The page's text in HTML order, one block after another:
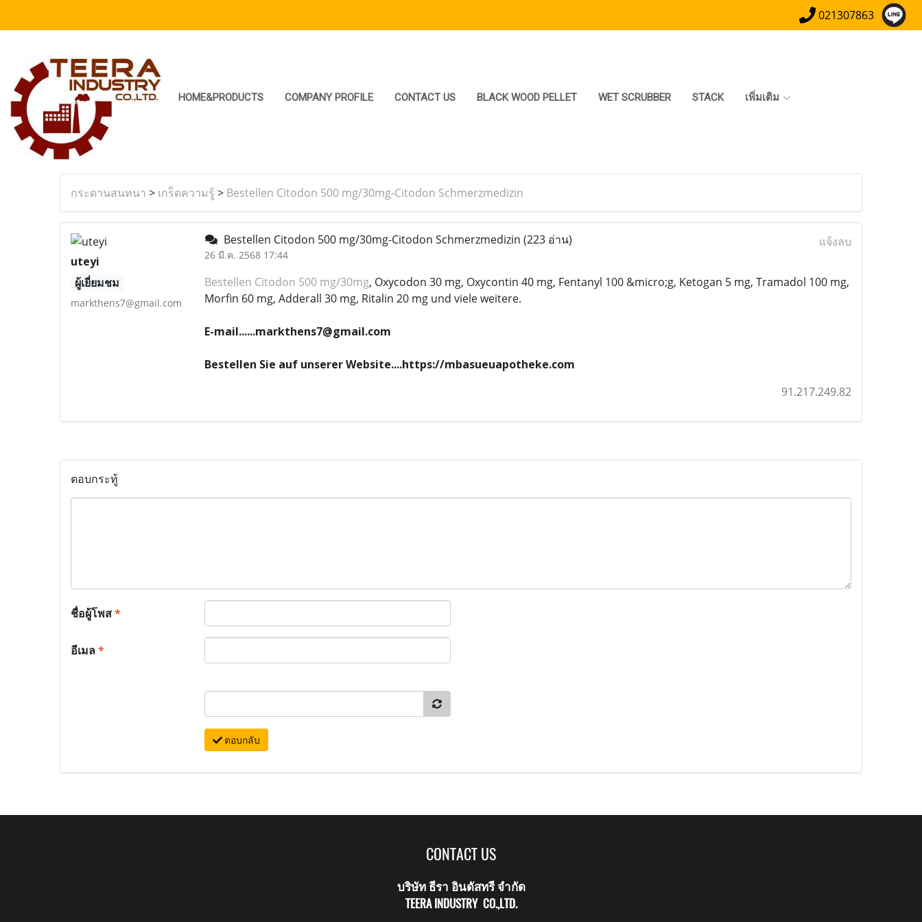
021307863
HOME&PRODUCTS COMPANY PROFILE CONTACT US BLACK WOOD PELLET WET SCRUBBER STACK เพิ่มเติม
กระดานสนทนา > เกร็ดความรู้ > Bestellen Citodon 500 mg/30mg-Citodon Schmerzmedizin
uteyi
ผู้เยี่ยมชม
markthens7@gmail.com
Bestellen Citodon 500 mg/30mg-Citodon Schmerzmedizin (223 อ่าน)
26 มี.ค. 2568 17:44
แจ้งลบ
Bestellen Citodon 500 mg/30mg, Oxycodon 30 mg, Oxycontin 40 mg, Fentanyl 100 &micro;g, Ketogan 5 mg, Tramadol 100 mg,
Morfin 60 mg, Adderall 30 mg, Ritalin 20 mg und viele weitere.
E-mail......markthens7@gmail.com
Bestellen Sie auf unserer Website....https://mbasueuapotheke.com
91.217.249.82
ตอบกระทู้
ชื่อผู้โพส*
อีเมล*
ตอบกลับ
CONTACT US
บริษัท ธีรา อินดัสทรี จำกัด
TEERA INDUSTRY CO.,LTD.